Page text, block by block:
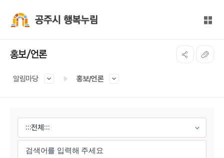
전체
홍보/언론
알림마당 홍보/언론